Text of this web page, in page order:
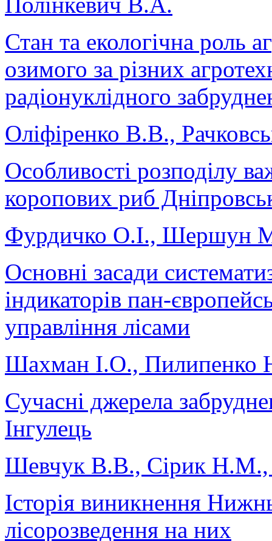
Стан та екологічна роль
озимого за різних
радіонуклідного
Оліфіренко В.В.,
Особливості розподілу
коропових риб
Фурдичко О.І., Шершун
Основні засади
індикаторів пан-
управління лісами
Шахман І.О.,
Сучасні джерела
Інгулець
Шевчук В.В., Сірик
Історія виникнення
лісорозведення на них